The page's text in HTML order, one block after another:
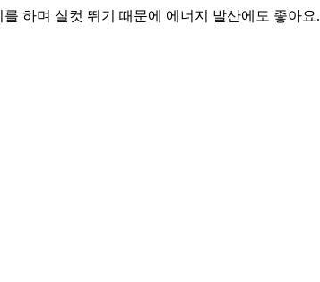
하며 실컷 뛰기 때문에 에너지 발산에도 좋아요.